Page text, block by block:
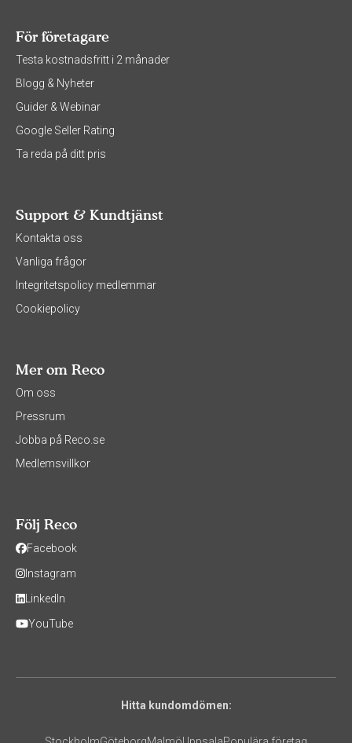
För företagare
Testa kostnadsfritt i 2 månader
Blogg & Nyheter
Guider & Webinar
Google Seller Rating
Ta reda på ditt pris
Support & Kundtjänst
Kontakta oss
Vanliga frågor
Integritetspolicy medlemmar
Cookiepolicy
Mer om Reco
Om oss
Pressrum
Jobba på Reco.se
Medlemsvillkor
Följ Reco
Facebook
Instagram
LinkedIn
YouTube
Hitta kundomdömen: